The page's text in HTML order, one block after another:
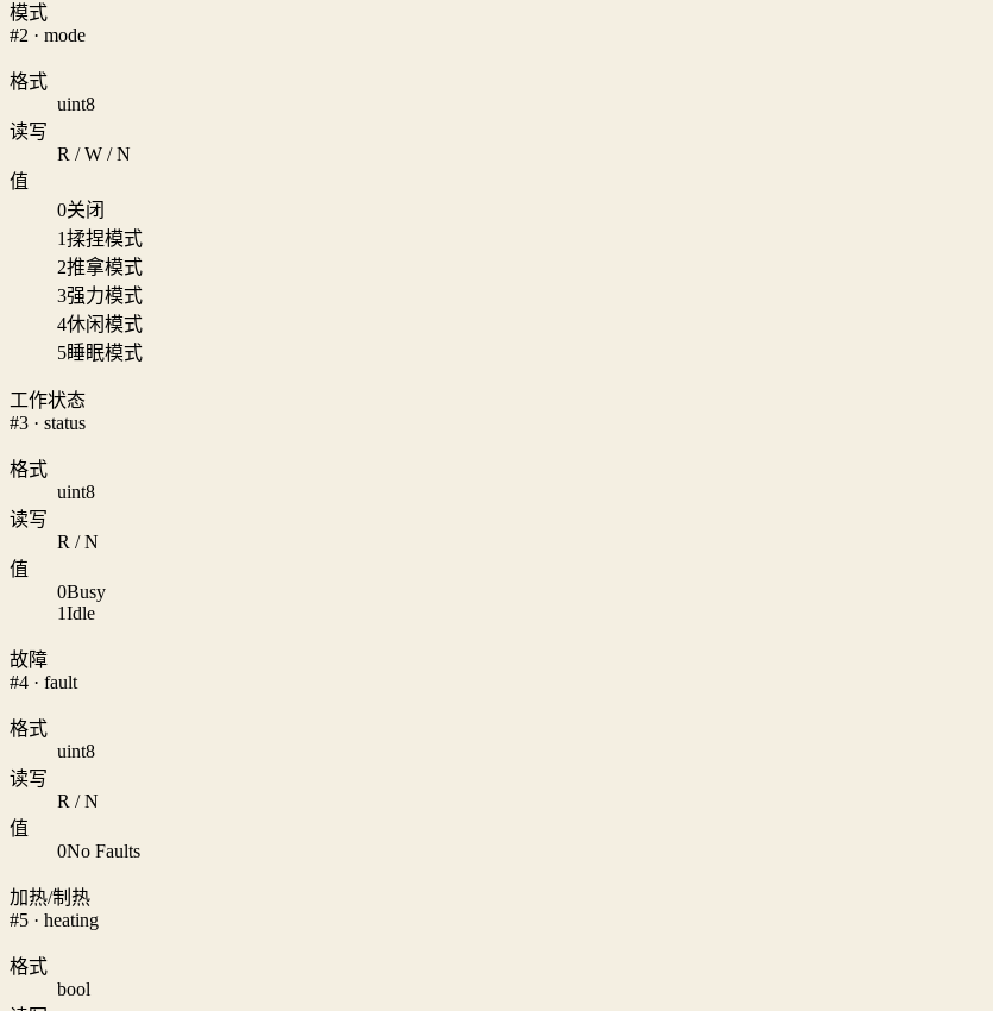
模式
#2 · mode
格式
uint8
读写
R / W / N
值
0关闭
1揉捏模式
2推拿模式
3强力模式
4休闲模式
5睡眠模式
工作状态
#3 · status
格式
uint8
读写
R / N
值
0Busy
1Idle
故障
#4 · fault
格式
uint8
读写
R / N
值
0No Faults
加热/制热
#5 · heating
格式
bool